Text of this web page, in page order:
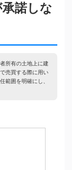
諾しな
所有の土地上に建
売買する際に用い
範囲を明確にし、